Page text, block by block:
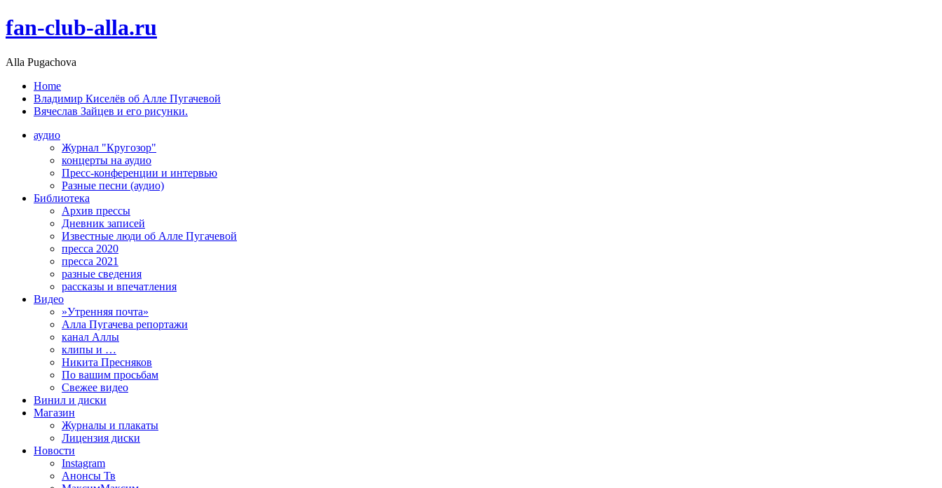
fan-club-alla.ru
Alla Pugachova
Home
Владимир Киселёв об Алле Пугачевой
Вячеслав Зайцев и его рисунки.
аудио
Журнал "Кругозор"
концерты на аудио
Пресс-конференции и интервью
Разные песни (аудио)
Библиотека
Архив прессы
Дневник записей
Известные люди об Алле Пугачевой
пресса 2020
пресса 2021
разные сведения
рассказы и впечатления
Видео
»Утренняя почта»
Алла Пугачева репортажи
канал Аллы
клипы и …
Никита Пресняков
По вашим просьбам
Свежее видео
Винил и диски
Магазин
Журналы и плакаты
Лицензия диски
Новости
Instagram
Анонсы Тв